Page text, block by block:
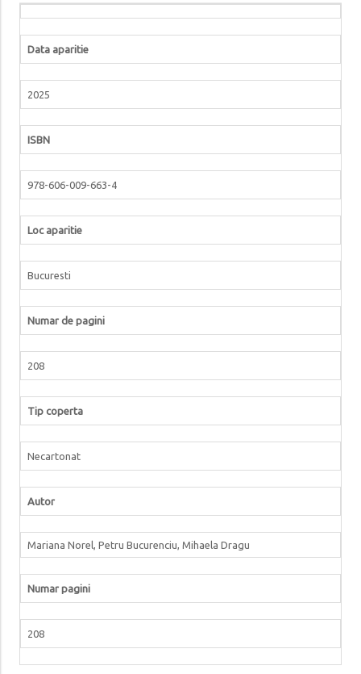
Data aparitie
2025
ISBN
978-606-009-663-4
Loc aparitie
Bucuresti
Numar de pagini
208
Tip coperta
Necartonat
Autor
Mariana Norel, Petru Bucurenciu, Mihaela Dragu
Numar pagini
208